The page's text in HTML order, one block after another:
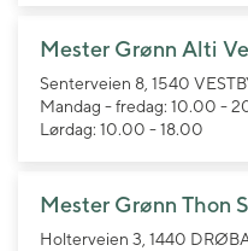
Mester Grønn Alti
Senterveien 8, 1540
Mandag - fredag: 10.00 -
Lørdag: 10.00 - 18.00
Mester Grønn Thon
Holterveien 3, 1440